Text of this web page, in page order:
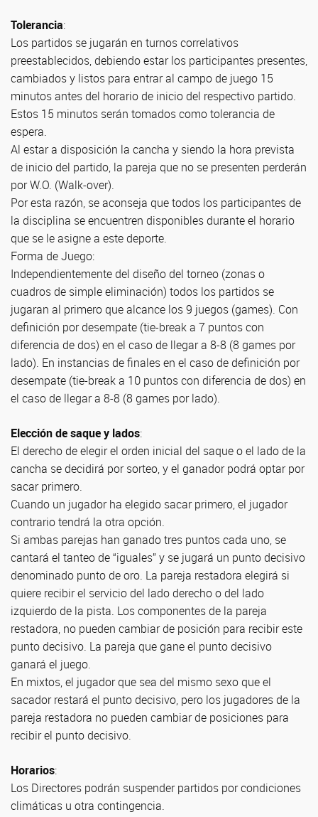
Tolerancia:
Los partidos se jugarán en turnos correlativos
preestablecidos, debiendo estar los participantes presentes,
cambiados y listos para entrar al campo de juego 15
minutos antes del horario de inicio del respectivo partido.
Estos 15 minutos serán tomados como tolerancia de
espera.
Al estar a disposición la cancha y siendo la hora prevista
de inicio del partido, la pareja que no se presenten perderán
por W.O. (Walk-over).
Por esta razón, se aconseja que todos los participantes de
la disciplina se encuentren disponibles durante el horario
que se le asigne a este deporte.
Forma de Juego:
Independientemente del diseño del torneo (zonas o
cuadros de simple eliminación) todos los partidos se
jugaran al primero que alcance los 9 juegos (games). Con
definición por desempate (tie-break a 7 puntos con
diferencia de dos) en el caso de llegar a 8-8 (8 games por
lado). En instancias de finales en el caso de definición por
desempate (tie-break a 10 puntos con diferencia de dos) en
el caso de llegar a 8-8 (8 games por lado).
Elección de saque y lados:
El derecho de elegir el orden inicial del saque o el lado de la
cancha se decidirá por sorteo, y el ganador podrá optar por
sacar primero.
Cuando un jugador ha elegido sacar primero, el jugador
contrario tendrá la otra opción.
Si ambas parejas han ganado tres puntos cada uno, se
cantará el tanteo de “iguales” y se jugará un punto decisivo
denominado punto de oro. La pareja restadora elegirá si
quiere recibir el servicio del lado derecho o del lado
izquierdo de la pista. Los componentes de la pareja
restadora, no pueden cambiar de posición para recibir este
punto decisivo. La pareja que gane el punto decisivo
ganará el juego.
En mixtos, el jugador que sea del mismo sexo que el
sacador restará el punto decisivo, pero los jugadores de la
pareja restadora no pueden cambiar de posiciones para
recibir el punto decisivo.
Horarios:
Los Directores podrán suspender partidos por condiciones
climáticas u otra contingencia.